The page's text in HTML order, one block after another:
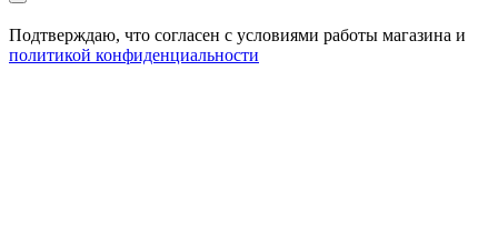
Подтверждаю, что согласен с условиями работы магазина и
политикой конфиденциальности